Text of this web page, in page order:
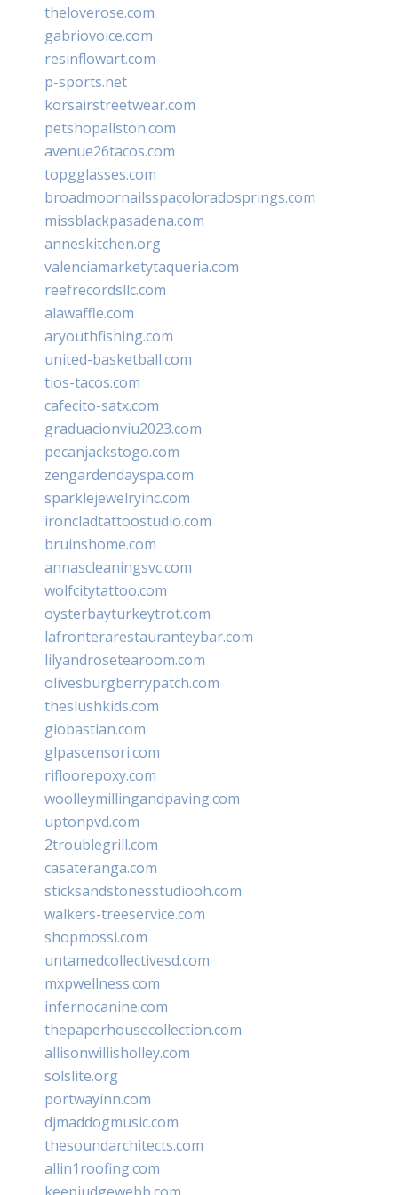
theloverose.com
gabriovoice.com
resinflowart.com
p-sports.net
korsairstreetwear.com
petshopallston.com
avenue26tacos.com
topgglasses.com
broadmoornailsspacoloradosprings.com
missblackpasadena.com
anneskitchen.org
valenciamarketytaqueria.com
reefrecordsllc.com
alawaffle.com
aryouthfishing.com
united-basketball.com
tios-tacos.com
cafecito-satx.com
graduacionviu2023.com
pecanjackstogo.com
zengardendayspa.com
sparklejewelryinc.com
ironcladtattoostudio.com
bruinshome.com
annascleaningsvc.com
wolfcitytattoo.com
oysterbayturkeytrot.com
lafronterarestauranteybar.com
lilyandrosetearoom.com
olivesburgberrypatch.com
theslushkids.com
giobastian.com
glpascensori.com
rifloorepoxy.com
woolleymillingandpaving.com
uptonpvd.com
2troublegrill.com
casateranga.com
sticksandstonesstudiooh.com
walkers-treeservice.com
shopmossi.com
untamedcollectivesd.com
mxpwellness.com
infernocanine.com
thepaperhousecollection.com
allisonwillisholley.com
solslite.org
portwayinn.com
djmaddogmusic.com
thesoundarchitects.com
allin1roofing.com